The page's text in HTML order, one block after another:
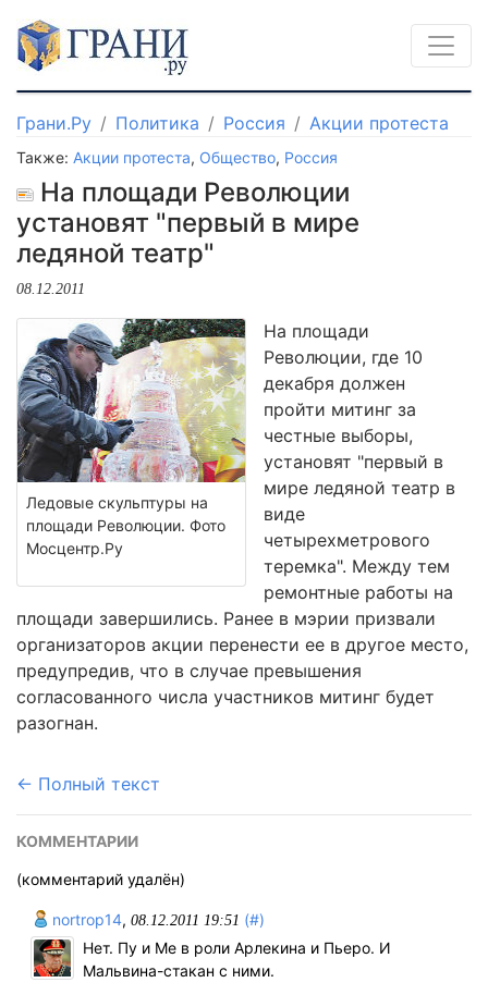
Грани.Ру Политика Россия Акции протеста
Также: Акции протеста, Общество, Россия
На площади Революции
установят "первый в мире
ледяной театр"
08.12.2011
Ледовые скульптуры на
площади Революции. Фото
Мосцентр.Ру
На площади
Революции, где 10
декабря должен
пройти митинг за
честные выборы,
установят "первый в
мире ледяной театр в
виде
четырехметрового
теремка". Между тем
ремонтные работы на
площади завершились. Ранее в мэрии призвали
организаторов акции перенести ее в другое место,
предупредив, что в случае превышения
согласованного числа участников митинг будет
разогнан.
← Полный текст
КОММЕНТАРИИ
(комментарий удалён)
nortrop14, 08.12.2011 19:51 (#)
Нет. Пу и Ме в роли Арлекина и Пьеро. И
Мальвина-стакан с ними.